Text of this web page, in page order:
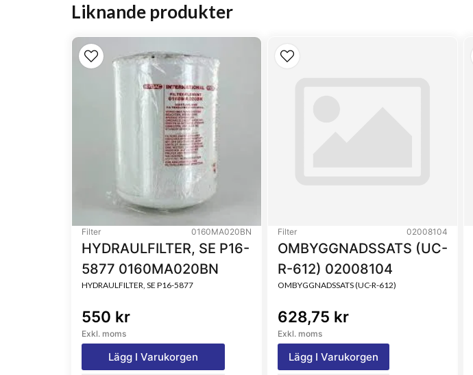
Brand
Liknande produkter
Filter 0160MA020BN
HYDRAULFILTER, SE P16-
5877 0160MA020BN
HYDRAULFILTER, SE P16-5877
550 kr
Exkl. moms
Lägg I Varukorgen
Filter 02008104
OMBYGGNADSSATS (UC-
R-612) 02008104
OMBYGGNADSSATS (UC-R-612)
628,75 kr
Exkl. moms
Lägg I Varukorgen